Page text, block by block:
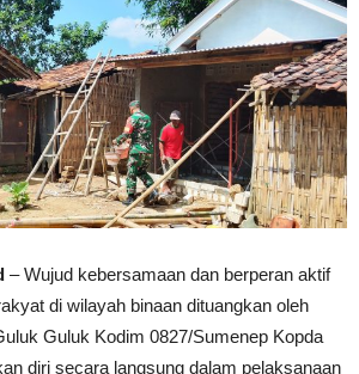
– Wujud kebersamaan dan berperan aktif
di wilayah binaan dituangkan oleh
Guluk Kodim 0827/Sumenep Kopda
diri secara langsung dalam pelaksanaan